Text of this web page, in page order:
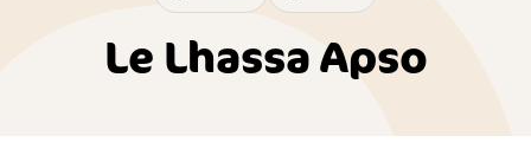
Le Lhassa Apso